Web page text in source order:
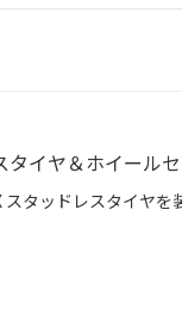
イヤ＆ホイールセ